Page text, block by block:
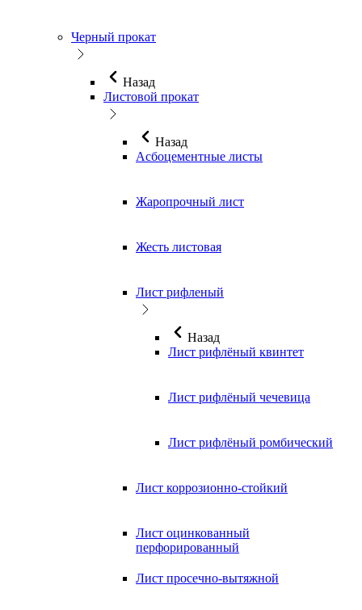
Черный прокат
Назад
Листовой прокат
Назад
Асбоцементные листы
Жаропрочный лист
Жесть листовая
Лист рифленый
Назад
Лист рифлёный квинтет
Лист рифлёный чечевица
Лист рифлёный ромбический
Лист коррозионно-стойкий
Лист оцинкованный
перфорированный
Лист просечно-вытяжной